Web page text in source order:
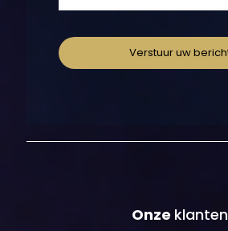
Onze klanten